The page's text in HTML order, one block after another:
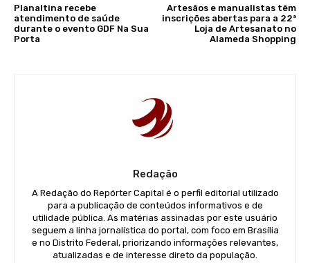
Planaltina recebe
atendimento de saúde
durante o evento GDF Na Sua
Porta
Artesãos e manualistas têm
inscrições abertas para a 22ª
Loja de Artesanato no
Alameda Shopping
Redação
A Redação do Repórter Capital é o perfil editorial utilizado
para a publicação de conteúdos informativos e de
utilidade pública. As matérias assinadas por este usuário
seguem a linha jornalística do portal, com foco em Brasília
e no Distrito Federal, priorizando informações relevantes,
atualizadas e de interesse direto da população.